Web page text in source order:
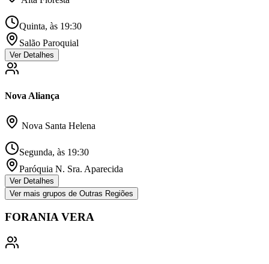
Quinta, às 19:30
Salão Paroquial
Ver Detalhes
Nova Aliança
Nova Santa Helena
Segunda, às 19:30
Paróquia N. Sra. Aparecida
Ver Detalhes
Ver mais grupos de Outras Regiões
FORANIA VERA